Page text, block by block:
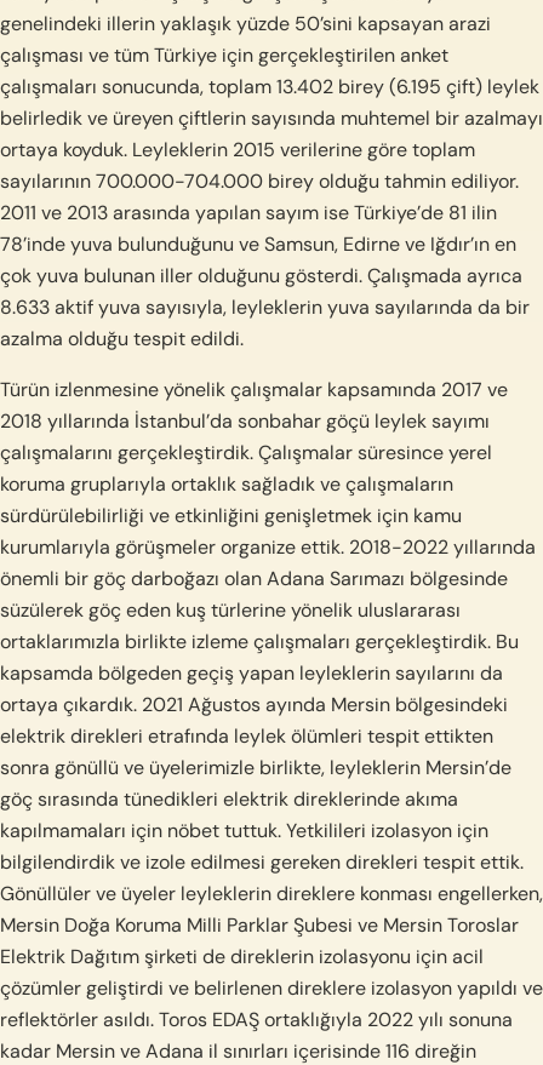
genelindeki illerin yaklaşık yüzde 50’sini kapsayan arazi
çalışması ve tüm Türkiye için gerçekleştirilen anket
çalışmaları sonucunda, toplam 13.402 birey (6.195 çift) leylek
belirledik ve üreyen çiftlerin sayısında muhtemel bir azalmayı
ortaya koyduk. Leyleklerin 2015 verilerine göre toplam
sayılarının 700.000-704.000 birey olduğu tahmin ediliyor.
2011 ve 2013 arasında yapılan sayım ise Türkiye’de 81 ilin
78’inde yuva bulunduğunu ve Samsun, Edirne ve Iğdır’ın en
çok yuva bulunan iller olduğunu gösterdi. Çalışmada ayrıca
8.633 aktif yuva sayısıyla, leyleklerin yuva sayılarında da bir
azalma olduğu tespit edildi.
Türün izlenmesine yönelik çalışmalar kapsamında 2017 ve
2018 yıllarında İstanbul’da sonbahar göçü leylek sayımı
çalışmalarını gerçekleştirdik. Çalışmalar süresince yerel
koruma gruplarıyla ortaklık sağladık ve çalışmaların
sürdürülebilirliği ve etkinliğini genişletmek için kamu
kurumlarıyla görüşmeler organize ettik. 2018-2022 yıllarında
önemli bir göç darboğazı olan Adana Sarımazı bölgesinde
süzülerek göç eden kuş türlerine yönelik uluslararası
ortaklarımızla birlikte izleme çalışmaları gerçekleştirdik. Bu
kapsamda bölgeden geçiş yapan leyleklerin sayılarını da
ortaya çıkardık. 2021 Ağustos ayında Mersin bölgesindeki
elektrik direkleri etrafında leylek ölümleri tespit ettikten
sonra gönüllü ve üyelerimizle birlikte, leyleklerin Mersin’de
göç sırasında tünedikleri elektrik direklerinde akıma
kapılmamaları için nöbet tuttuk. Yetkilileri izolasyon için
bilgilendirdik ve izole edilmesi gereken direkleri tespit ettik.
Gönüllüler ve üyeler leyleklerin direklere konması engellerken,
Mersin Doğa Koruma Milli Parklar Şubesi ve Mersin Toroslar
Elektrik Dağıtım şirketi de direklerin izolasyonu için acil
çözümler geliştirdi ve belirlenen direklere izolasyon yapıldı ve
reflektörler asıldı. Toros EDAŞ ortaklığıyla 2022 yılı sonuna
kadar Mersin ve Adana il sınırları içerisinde 116 direğin